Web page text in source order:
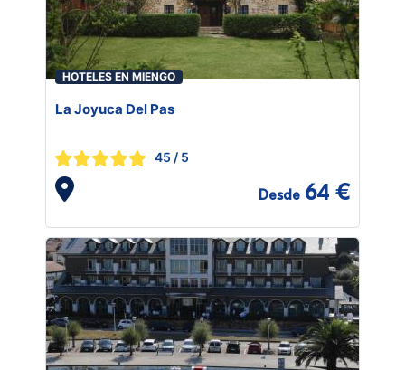
HOTELES EN MIENGO
La Joyuca Del Pas
45 / 5
Desde 64 €